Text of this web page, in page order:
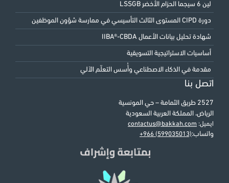
لين 6 سيجما الحزام الأخضر LSSGB
دورة CIPD المستوى الثالث التأسيسي في ممارسة شؤون الموظفين
شهادة تحليل بيانات الأعمال IIBA®-CBDA
أساسيات الاستراتيجية التسويقية
مقدمة في الذكاء الاصطناعي وأُسس التعلّم الآلي
اتصل بنا
2527 طريق الثمامة – حي المونسية
الرياض، المملكة العربية السعودية
ايميل: contactus@bakkah.com
واتساب:+966 (599035013)